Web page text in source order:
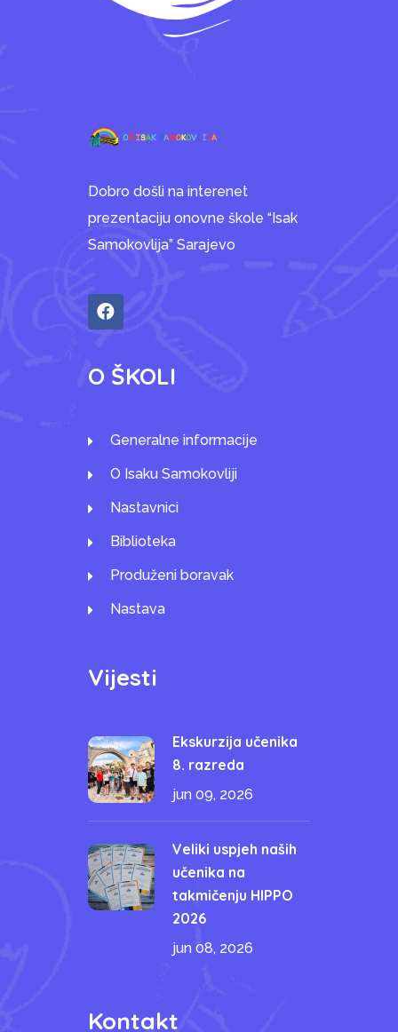
Dobro došli na interenet
prezentaciju onovne škole “Isak
Samokovlija” Sarajevo
O ŠKOLI
Generalne informacije
O Isaku Samokovliji
Nastavnici
Biblioteka
Produženi boravak
Nastava
Vijesti
Ekskurzija učenika
8. razreda
jun 09, 2026
Veliki uspjeh naših
učenika na
takmičenju HIPPO
2026
jun 08, 2026
Kontakt